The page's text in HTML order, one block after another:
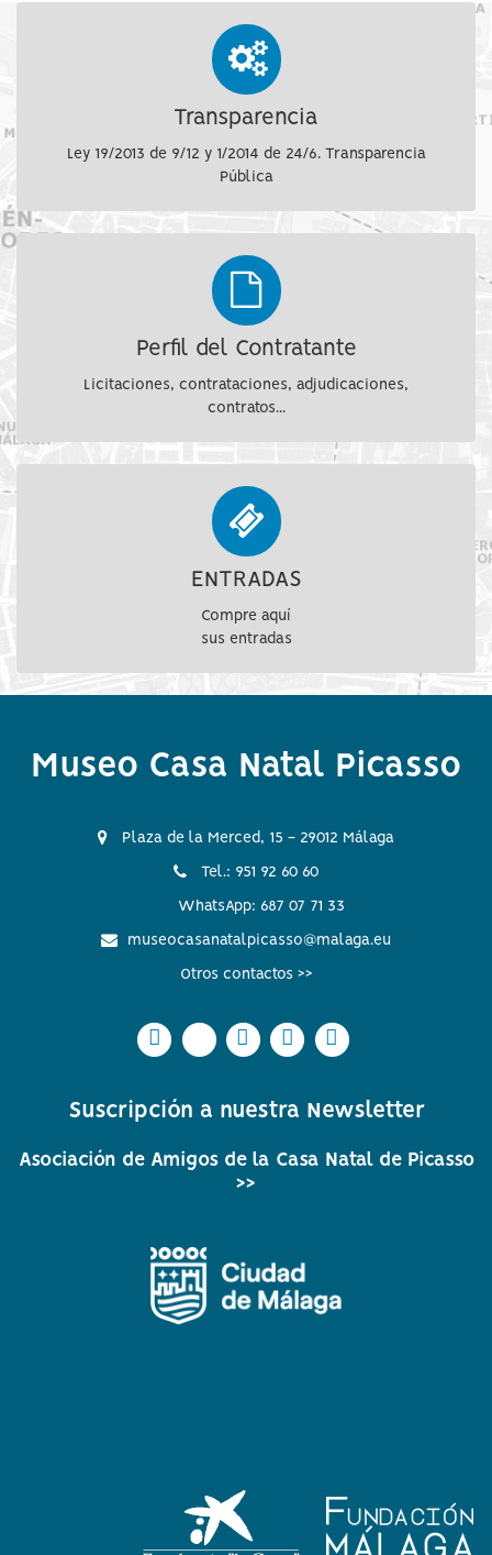
Transparencia
Ley 19/2013 de 9/12 y 1/2014 de 24/6. Transparencia
Pública
Perfil del Contratante
Licitaciones, contrataciones, adjudicaciones,
contratos...
ENTRADAS
Compre aquí
sus entradas
Museo Casa Natal Picasso
Plaza de la Merced, 15 - 29012 Málaga
Tel.: 951 92 60 60
WhatsApp: 687 07 71 33
museocasanatalpicasso@malaga.eu
Otros contactos >>
Icono
Icono
facebook
Icono
Icono
twitter
Icono
Icono
Instagram
Icono
Icono
Whatsapp
Icono
Icono
Youtube
Suscripción a nuestra Newsletter
Asociación de Amigos de la Casa Natal de Picasso
>>